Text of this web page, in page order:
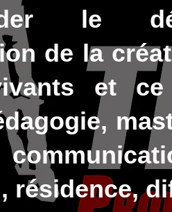
le
de la
et
résidence,